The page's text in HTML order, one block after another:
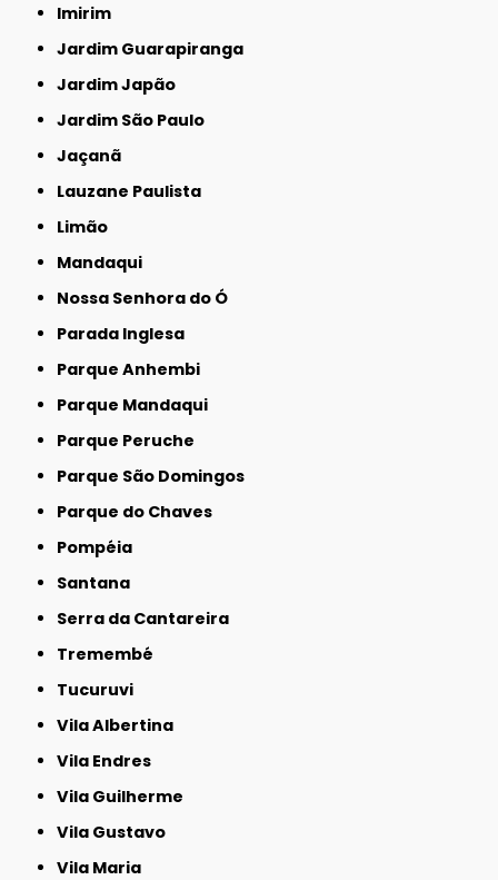
Imirim
Jardim Guarapiranga
Jardim Japão
Jardim São Paulo
Jaçanã
Lauzane Paulista
Limão
Mandaqui
Nossa Senhora do Ó
Parada Inglesa
Parque Anhembi
Parque Mandaqui
Parque Peruche
Parque São Domingos
Parque do Chaves
Pompéia
Santana
Serra da Cantareira
Tremembé
Tucuruvi
Vila Albertina
Vila Endres
Vila Guilherme
Vila Gustavo
Vila Maria